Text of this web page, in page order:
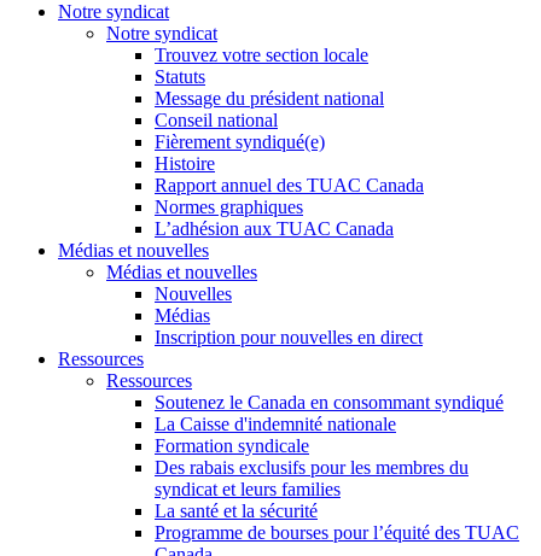
Notre syndicat
Notre syndicat
Trouvez votre section locale
Statuts
Message du président national
Conseil national
Fièrement syndiqué(e)
Histoire
Rapport annuel des TUAC Canada
Normes graphiques
L’adhésion aux TUAC Canada
Médias et nouvelles
Médias et nouvelles
Nouvelles
Médias
Inscription pour nouvelles en direct
Ressources
Ressources
Soutenez le Canada en consommant syndiqué
La Caisse d'indemnité nationale
Formation syndicale
Des rabais exclusifs pour les membres du
syndicat et leurs families
La santé et la sécurité
Programme de bourses pour l’équité des TUAC